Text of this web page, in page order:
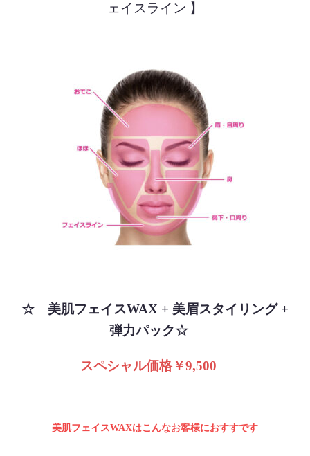
ェイスライン 】
☆ 美肌フェイスWAX + 美眉スタイリング +
弾力パック☆
スペシャル価格￥9,500
美肌フェイスWAXはこんなお客様におすすです